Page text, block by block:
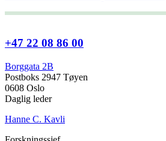
+47 22 08 86 00
Borggata 2B
Postboks 2947 Tøyen
0608 Oslo
Daglig leder
Hanne C. Kavli